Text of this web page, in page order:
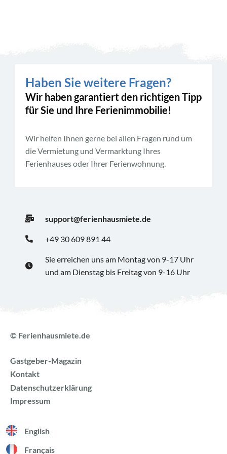
Haben Sie weitere Fragen?
Wir haben garantiert den richtigen Tipp
für Sie und Ihre Ferienimmobilie!
Wir helfen Ihnen gerne bei allen Fragen rund um
die Vermietung und Vermarktung Ihres
Ferienhauses oder Ihrer Ferienwohnung.
support@ferienhausmiete.de
+49 30 609 891 44
Sie erreichen uns am Montag von 9-17 Uhr
und am Dienstag bis Freitag von 9-16 Uhr
© Ferienhausmiete.de
Gastgeber-Magazin
Kontakt
Datenschutzerklärung
Impressum
English
Français